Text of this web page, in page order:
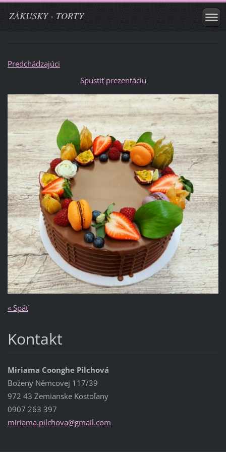
ZÁKUSKY - TORTY
Predchádzajúci
Spustiť prezentáciu
« Späť
Kontakt
Miriama Coonghe Pilchová
Boženy Němcovej 117/39
972 43 Zemianske Kostoľany
0907 263 397
miriama.pilchova@gmail.com